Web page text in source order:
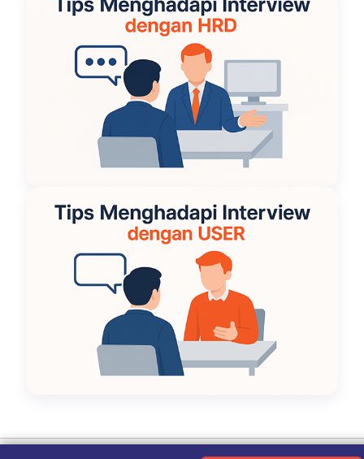
Kebijakan Privasi|Tentang Kami|